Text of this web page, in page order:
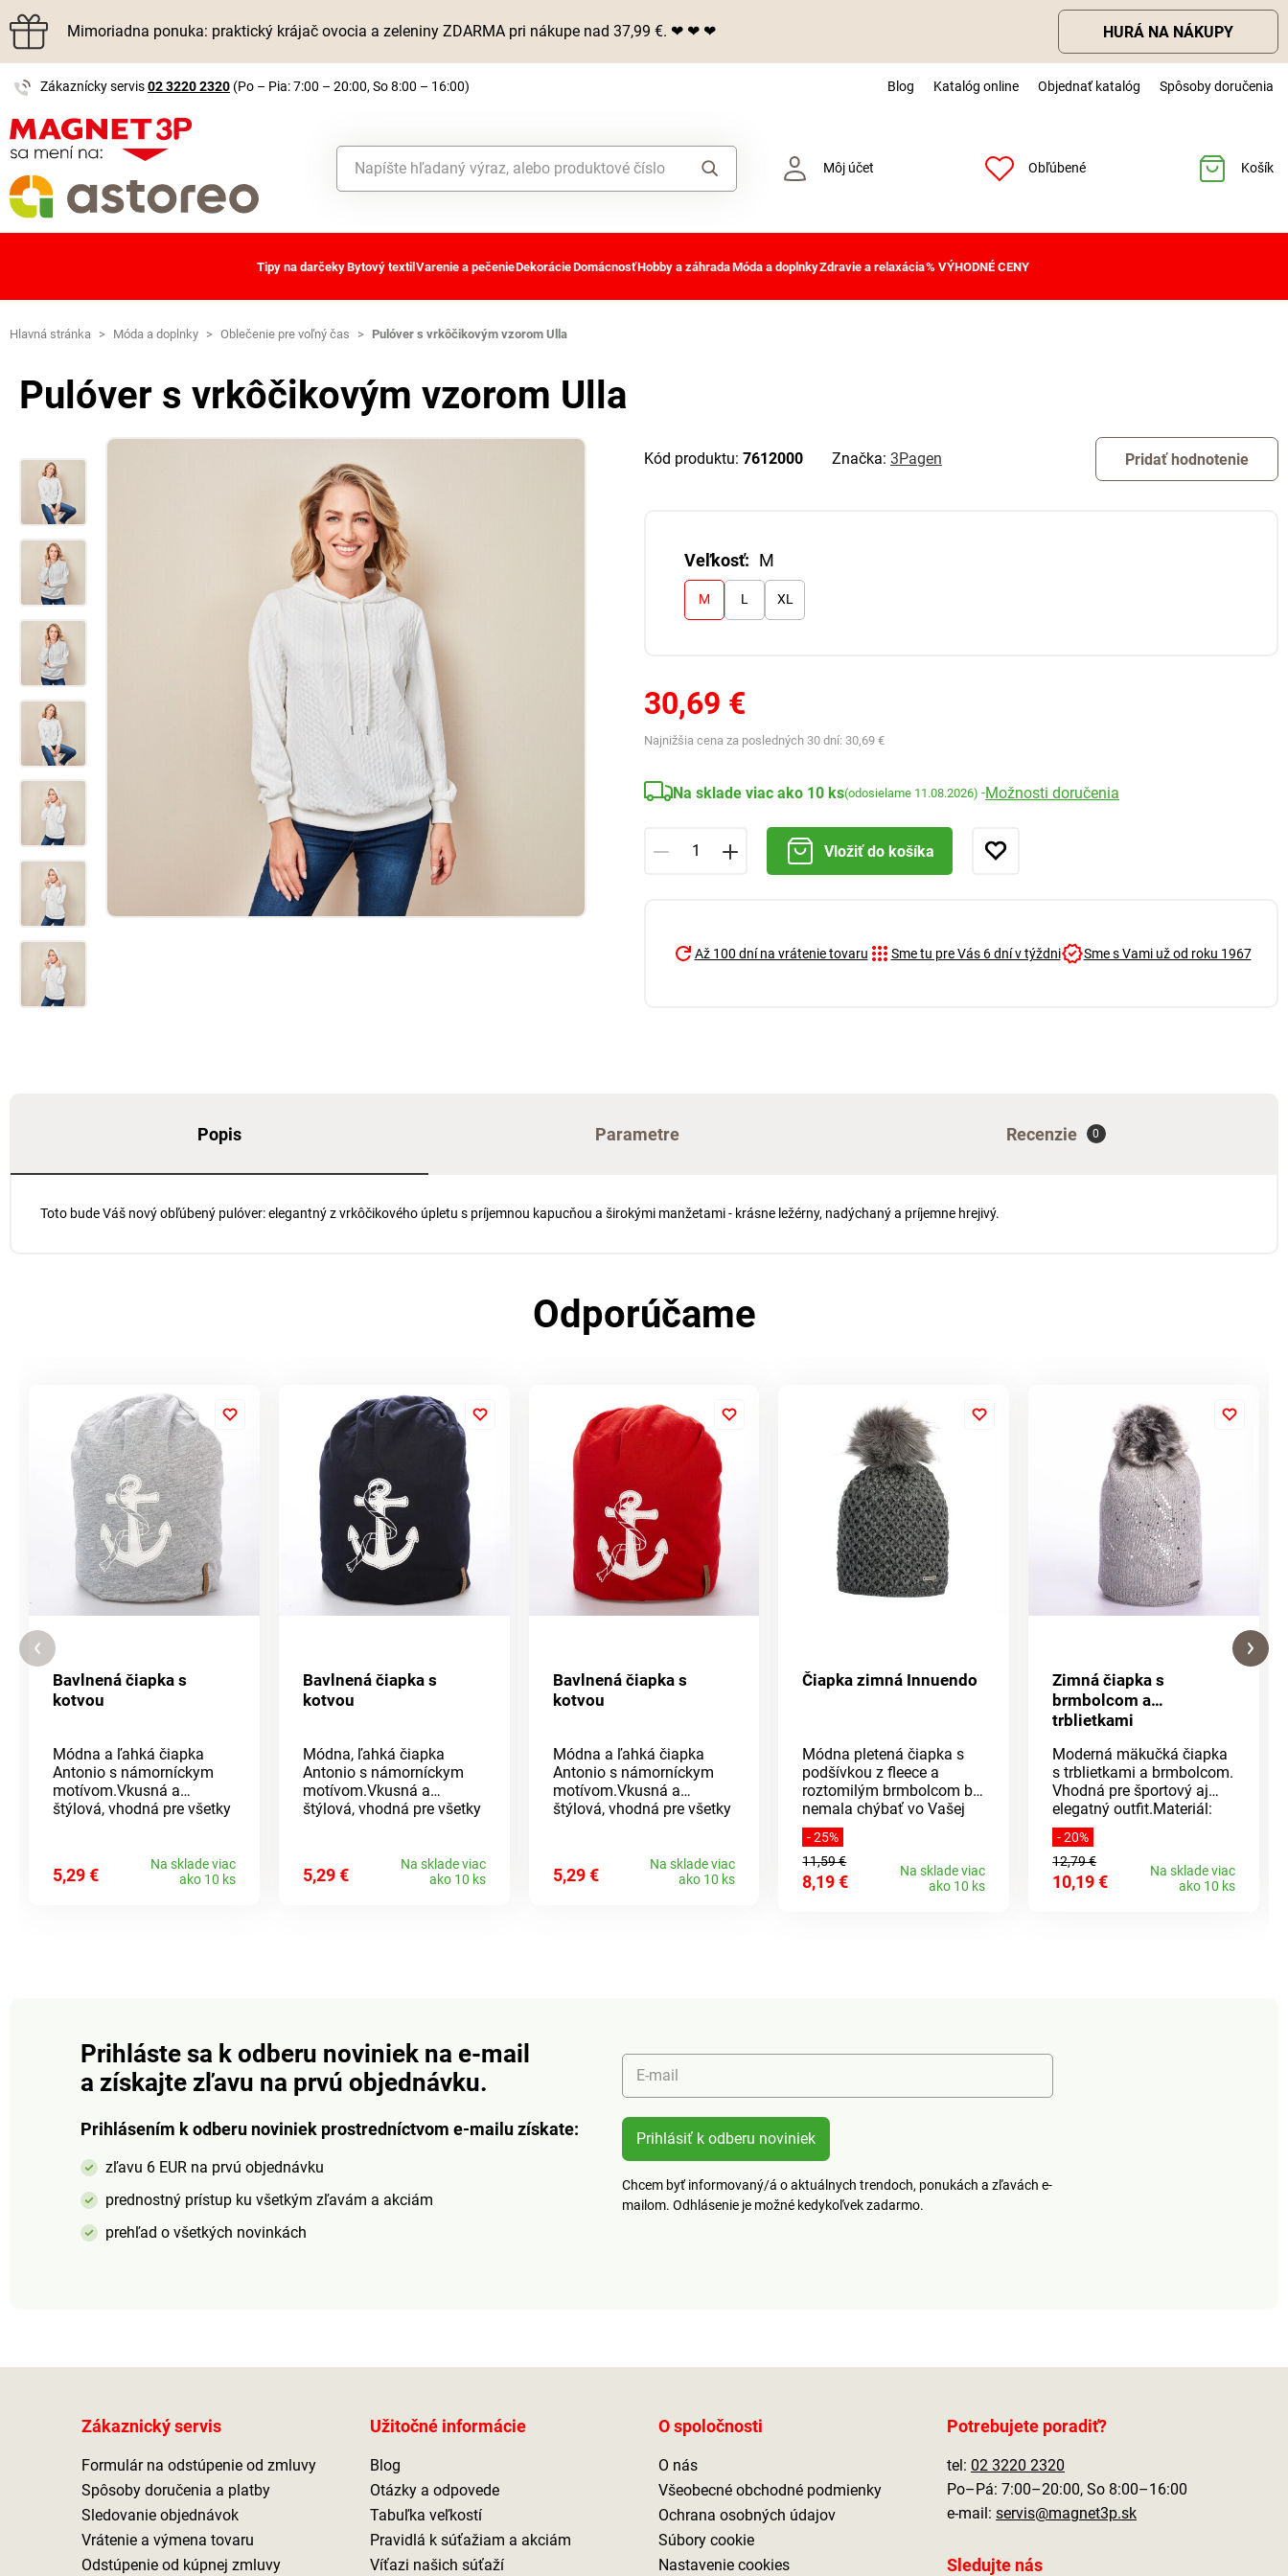
Mimoriadna ponuka: praktický krájač ovocia a zeleniny ZDARMA pri nákupe nad 37,99 €. ❤ ❤ ❤ HURÁ NA NÁKUPY
Zákaznícky servis02 3220 2320 (Po – Pia: 7:00 – 20:00, So 8:00 – 16:00) Blog Katalóg online Objednať katalóg Spôsoby doručenia
Môj účet Obľúbené Košík
Tipy na darčekyBytový textil Varenie a pečenieDekorácieDomácnosťHobby a záhradaMóda a doplnkyZdravie a relaxácia% VÝHODNÉ CENY
Hlavná stránka > Móda a doplnky > Oblečenie pre voľný čas > Pulóver s vrkôčikovým vzorom Ulla
Pulóver s vrkôčikovým vzorom Ulla
Kód produktu: 7612000 Značka: 3Pagen Pridať hodnotenie
Veľkosť: M
M L XL
30,69 €
Najnižšia cena za posledných 30 dní: 30,69 €
Na sklade viac ako 10 ks(odosielame 11.08.2026) -Možnosti doručenia
Vložiť do košíka
Až 100 dní na vrátenie tovaru Sme tu pre Vás 6 dní v týždni Sme s Vami už od roku 1967
Popis Parametre Recenzie 0
Toto bude Váš nový obľúbený pulóver: elegantný z vrkôčikového úpletu s príjemnou kapucňou a širokými manžetami - krásne ležérny, nadýchaný a príjemne hrejivý.
Odporúčame
Bavlnená čiapka s
kotvou
Módna a ľahká čiapka
Antonio s námorníckym
motívom.Vkusná a
štýlová, vhodná pre všetky
unisex (dámska i pánska)
5,29 €
Na sklade viac
ako 10 ks
Bavlnená čiapka s
kotvou
Módna, ľahká čiapka
Antonio s námorníckym
motívom.Vkusná a
štýlová, vhodná pre všetky
unisex (dámska i pánska)
5,29 €
Na sklade viac
ako 10 ks
Bavlnená čiapka s
kotvou
Módna a ľahká čiapka
Antonio s námorníckym
motívom.Vkusná a
štýlová, vhodná pre všetky
unisex (dámska i pánska)
5,29 €
Na sklade viac
ako 10 ks
Čiapka zimná Innuendo
Módna pletená čiapka s
podšívkou z fleece a
roztomilým brmbolcom by
nemala chýbať vo Vašej
zimnej výbave. Nedovoľte
zime, aby Vás prekvapila a
vyberajte už dnes! Slušať
bude všetkým vekovým
- 25%
11,59 €
8,19 €
Na sklade viac
ako 10 ks
Zimná čiapka s
brmbolcom a
trblietkami
Moderná mäkučká čiapka
s trblietkami a brmbolcom.
Vhodná pre športový aj
elegatný outfit.Materiál:
100% akryl.
- 20%
12,79 €
10,19 €
Na sklade viac
ako 10 ks
Prihláste sa k odberu noviniek na e-mail
a získajte zľavu na prvú objednávku.
Prihlásením k odberu noviniek prostredníctvom e-mailu získate:
zľavu 6 EUR na prvú objednávku
prednostný prístup ku všetkým zľavám a akciám
prehľad o všetkých novinkách
E-mail
Prihlásiť k odberu noviniek
Chcem byť informovaný/á o aktuálnych trendoch, ponukách a zľavách e-
mailom. Odhlásenie je možné kedykoľvek zadarmo.
Zákaznický servis
Formulár na odstúpenie od zmluvy
Spôsoby doručenia a platby
Sledovanie objednávok
Vrátenie a výmena tovaru
Odstúpenie od kúpnej zmluvy
Užitočné informácie
Blog
Otázky a odpovede
Tabuľka veľkostí
Pravidlá k súťažiam a akciám
Víťazi našich súťaží
O spoločnosti
O nás
Všeobecné obchodné podmienky
Ochrana osobných údajov
Súbory cookie
Nastavenie cookies
Potrebujete poradiť?
tel: 02 3220 2320
Po–Pá: 7:00–20:00, So 8:00–16:00
e-mail: servis@magnet3p.sk
Sledujte nás